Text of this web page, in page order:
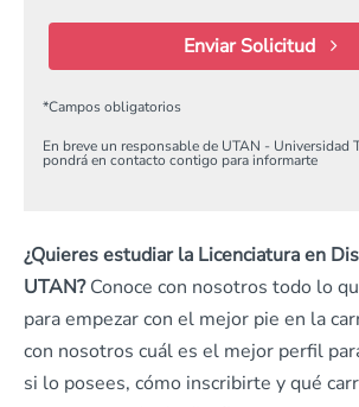
Enviar Solicitud
*Campos obligatorios
En breve un responsable de UTAN - Universidad
pondrá en contacto contigo para informarte
¿Quieres estudiar la Licenciatura en
UTAN?Conoce con nosotros todo lo
para empezar con el mejor pie en la
con nosotros cuál es el mejor perfil
si lo posees, cómo inscribirte y qué